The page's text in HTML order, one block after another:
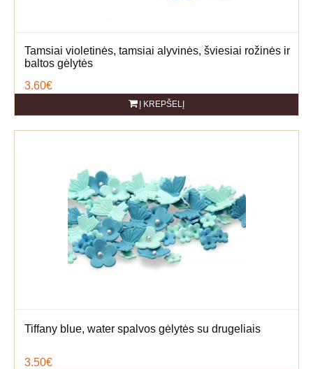
Tamsiai violetinės, tamsiai alyvinės, šviesiai rožinės ir
baltos gėlytės
3.60€
Į KREPŠELĮ
Tiffany blue, water spalvos gėlytės su drugeliais
3.50€